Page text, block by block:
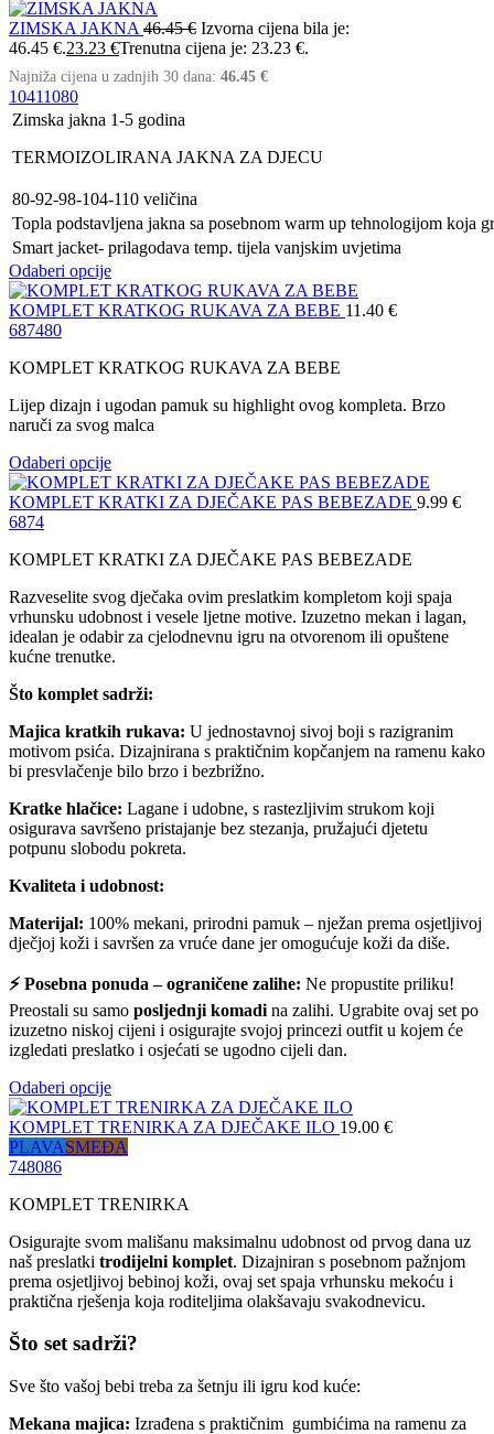
ZIMSKA JAKNA 46.45€ Izvorna cijena bila je:
46.45 €.23.23 €Trenutna cijena je: 23.23 €.
Najniža cijena u zadnjih 30 dana: 46.45 €
10411080
Zimska jakna 1-5 godina
TERMOIZOLIRANA JAKNA ZA DJECU
80-92-98-104-110 veličina
Topla podstavljena jakna sa posebnom warm up tehnologijom koja
Smart jacket- prilagodava temp. tijela vanjskim uvjetima
Odaberi opcije
KOMPLET KRATKOG RUKAVA ZA BEBE 11.40 €
687480
KOMPLET KRATKOG RUKAVA ZA BEBE
Lijep dizajn i ugodan pamuk su highlight ovog kompleta. Brzo
naruči za svog malca
Odaberi opcije
KOMPLET KRATKI ZA DJEČAKE PAS BEBEZADE 9.99 €
6874
KOMPLET KRATKI ZA DJEČAKE PAS BEBEZADE
Razveselite svog dječaka ovim preslatkim kompletom koji spaja
vrhunsku udobnost i vesele ljetne motive. Izuzetno mekan i lagan,
idealan je odabir za cjelodnevnu igru na otvorenom ili opuštene
kućne trenutke.
Što komplet sadrži:
Majica kratkih rukava: U jednostavnoj sivoj boji s razigranim
motivom psića. Dizajnirana s praktičnim kopčanjem na ramenu kako
bi presvlačenje bilo brzo i bezbrižno.
Kratke hlačice: Lagane i udobne, s rastezljivim strukom koji
osigurava savršeno pristajanje bez stezanja, pružajući djetetu
potpunu slobodu pokreta.
Kvaliteta i udobnost:
Materijal: 100% mekani, prirodni pamuk – nježan prema osjetljivoj
dječjoj koži i savršen za vruće dane jer omogućuje koži da diše.
⚡ Posebna ponuda – ograničene zalihe: Ne propustite priliku!
Preostali su samo posljednji komadi na zalihi. Ugrabite ovaj set po
izuzetno niskoj cijeni i osigurajte svojoj princezi outfit u kojem će
izgledati preslatko i osjećati se ugodno cijeli dan.
Odaberi opcije
KOMPLET TRENIRKA ZA DJEČAKE ILO 19.00 €
PLAVASMEĐA
748086
KOMPLET TRENIRKA
Osigurajte svom mališanu maksimalnu udobnost od prvog dana uz
naš preslatki trodijelni komplet. Dizajniran s posebnom pažnjom
prema osjetljivoj bebinoj koži, ovaj set spaja vrhunsku mekoću i
praktična rješenja koja roditeljima olakšavaju svakodnevicu.
Što set sadrži?
Sve što vašoj bebi treba za šetnju ili igru kod kuće:
Mekana majica: Izrađena s praktičnim gumbićima na ramenu za